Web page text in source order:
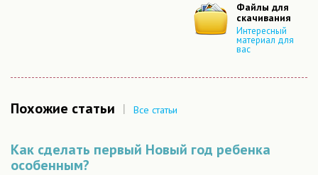
Файлы для
скачивания
Интересный
материал для
вас
Похожие статьи | Все статьи
Как сделать первый Новый год ребенка
особенным?